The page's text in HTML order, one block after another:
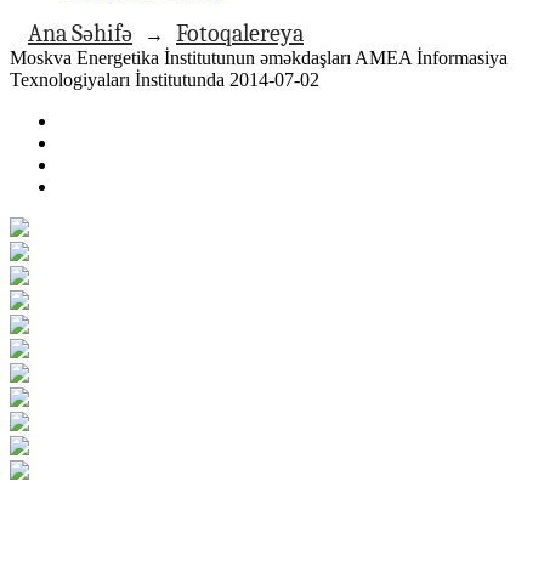
Ana Səhifə → Fotoqalereya
Moskva Energetika İnstitutunun əməkdaşları AMEA İnformasiya
Texnologiyaları İnstitutunda 2014-07-02